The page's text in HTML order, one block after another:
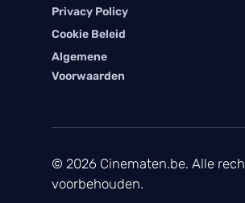
Privacy Policy
Cookie Beleid
Algemene
Voorwaarden
© 2026 Cinematen.be. Alle
voorbehouden.